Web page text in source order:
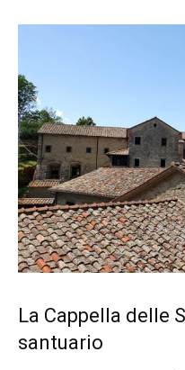
La Cappella delle
santuario